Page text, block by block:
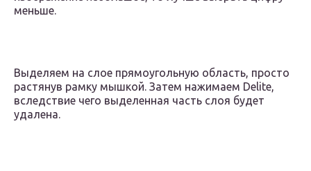
меньше.
Выделяем на слое прямоугольную область, просто
растянув рамку мышкой. Затем нажимаем Delite,
вследствие чего выделенная часть слоя будет
удалена.